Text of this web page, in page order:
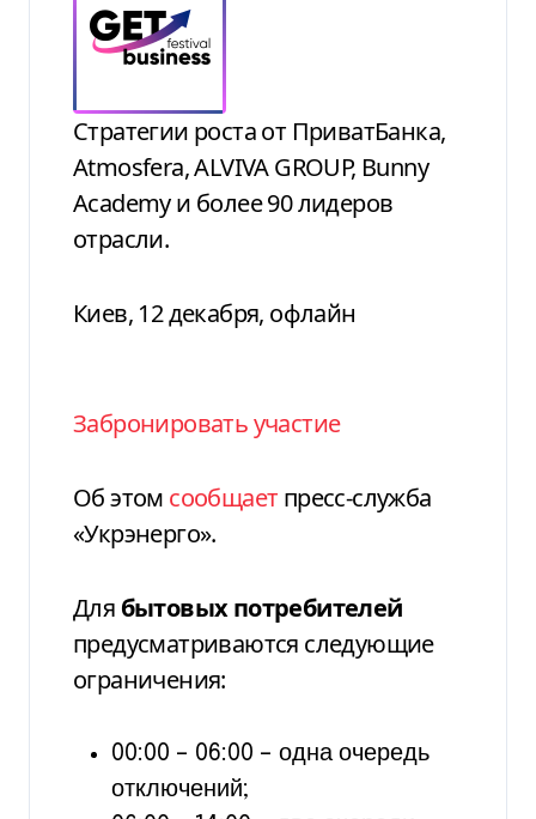
Стратегии роста от ПриватБанка,
Atmosfera, ALVIVA GROUP, Bunny
Academy и более 90 лидеров
отрасли.
Киев, 12 декабря, офлайн
Забронировать участие
Об этом сообщает пресс-служба
«Укрэнерго».
Для бытовых потребителей
предусматриваются следующие
ограничения:
00:00 – 06:00 – одна очередь
отключений;